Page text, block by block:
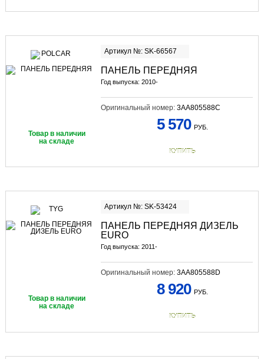
Артикул №: SK-66567
ПАНЕЛЬ ПЕРЕДНЯЯ
Год выпуска: 2010-
Оригинальный номер: 3AA805588C
Товар в наличии
на складе
5 570 РУБ.
КУПИТЬ
Артикул №: SK-53424
ПАНЕЛЬ ПЕРЕДНЯЯ ДИЗЕЛЬ
EURO
Год выпуска: 2011-
Оригинальный номер: 3AA805588D
Товар в наличии
на складе
8 920 РУБ.
КУПИТЬ